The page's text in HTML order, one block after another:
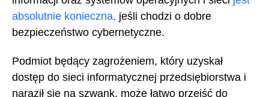
absolutnie konieczna, jeśli chodzi o dobre
bezpieczeństwo cybernetyczne.
Podmiot będący zagrożeniem, który uzyskał
dostęp do sieci informatycznej przedsiębiorstwa i
naraził się na szwank, może łatwo przejść do